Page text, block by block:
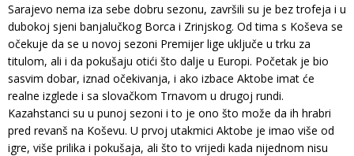
Sarajevo nema iza sebe dobru sezonu, završili su je bez trofeja i u
dubokoj sjeni banjalučkog Borca i Zrinjskog. Od tima s Koševa se
očekuje da se u novoj sezoni Premijer lige uključe u trku za
titulom, ali i da pokušaju otići što dalje u Europi. Početak je bio
sasvim dobar, iznad očekivanja, i ako izbace Aktobe imat će
realne izglede i sa slovačkom Trnavom u drugoj rundi.
Kazahstanci su u punoj sezoni i to je ono što može da ih hrabri
pred revanš na Koševu. U prvoj utakmici Aktobe je imao više od
igre, više prilika i pokušaja, ali što to vrijedi kada nijednom nisu